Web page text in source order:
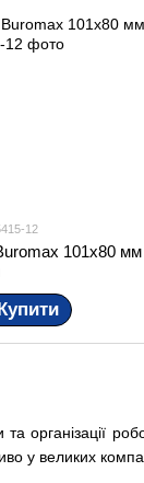
організації
у великих
12
101х80 мм